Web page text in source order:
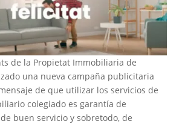
de la Propietat Immobiliaria de
una nueva campaña publicitaria
de que utilizar los servicios de
colegiado es garantía de
buen servicio y sobretodo, de